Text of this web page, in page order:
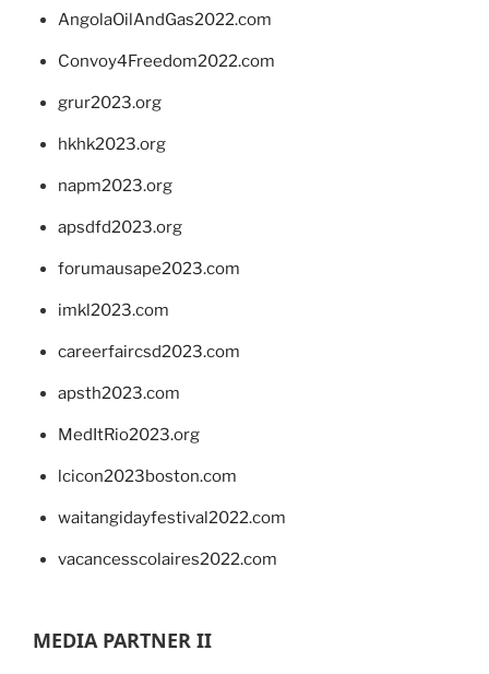
AngolaOilAndGas2022.com
Convoy4Freedom2022.com
grur2023.org
hkhk2023.org
napm2023.org
apsdfd2023.org
forumausape2023.com
imkl2023.com
careerfaircsd2023.com
apsth2023.com
MedItRio2023.org
lcicon2023boston.com
waitangidayfestival2022.com
vacancesscolaires2022.com
MEDIA PARTNER II